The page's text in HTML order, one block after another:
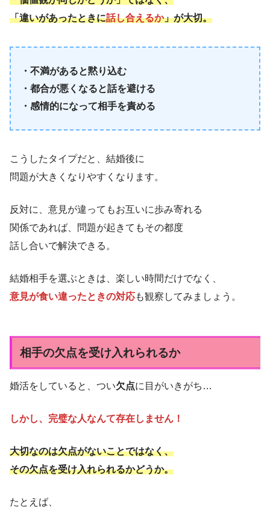
「違いがあったときに話し合えるか」が大切。
・不満があると黙り込む
・都合が悪くなると話を避ける
・感情的になって相手を責める
こうしたタイプだと、結婚後に
問題が大きくなりやすくなります。
反対に、意見が違ってもお互いに歩み寄れる
関係であれば、問題が起きてもその都度
話し合いで解決できる。
結婚相手を選ぶときは、楽しい時間だけでなく、
意見が食い違ったときの対応も観察してみましょう。
相手の欠点を受け入れられるか
婚活をしていると、つい欠点に目がいきがち…
しかし、完璧な人なんて存在しません！
大切なのは欠点がないことではなく、
その欠点を受け入れられるかどうか。
たとえば、